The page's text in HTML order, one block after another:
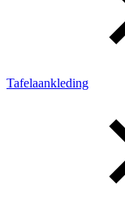
Tafelaankleding